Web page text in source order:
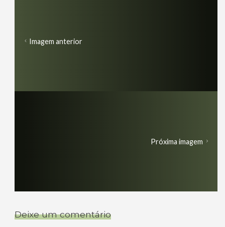
Imagem anterior
Próxima imagem
Deixe um comentário